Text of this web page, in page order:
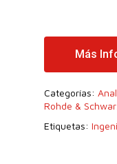
Más
Categorías:
Rohde &
Etiquetas: